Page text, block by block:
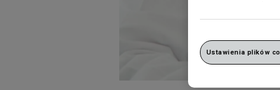
Ustawienia plików